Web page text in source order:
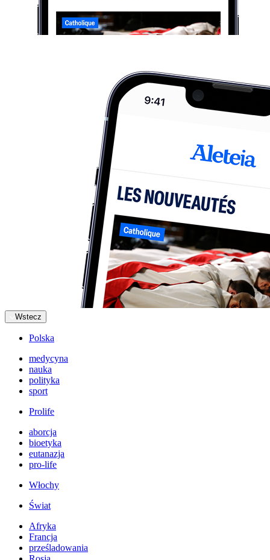
Wstecz
Polska
medycyna
nauka
polityka
sport
Prolife
aborcja
bioetyka
eutanazja
pro-life
Włochy
Świat
Afryka
Francja
prześladowania